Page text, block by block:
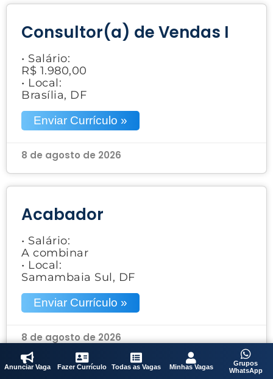
Consultor(a) de Vendas I
• Salário:
R$ 1.980,00
• Local:
Brasília, DF
Enviar Currículo »
8 de agosto de 2026
Acabador
• Salário:
A combinar
• Local:
Samambaia Sul, DF
Enviar Currículo »
8 de agosto de 2026
Anunciar Vaga Fazer Currículo Todas as Vagas Minhas Vagas
Grupos
WhatsApp